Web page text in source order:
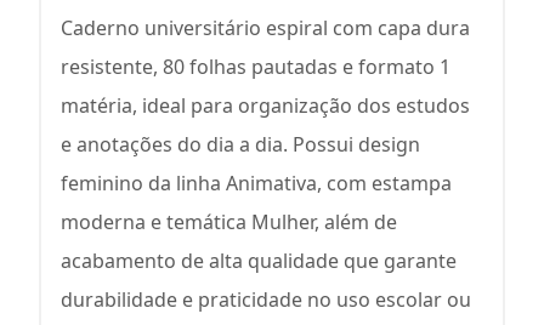
Caderno universitário espiral com capa dura
resistente, 80 folhas pautadas e formato 1
matéria, ideal para organização dos estudos
e anotações do dia a dia. Possui design
feminino da linha Animativa, com estampa
moderna e temática Mulher, além de
acabamento de alta qualidade que garante
durabilidade e praticidade no uso escolar ou